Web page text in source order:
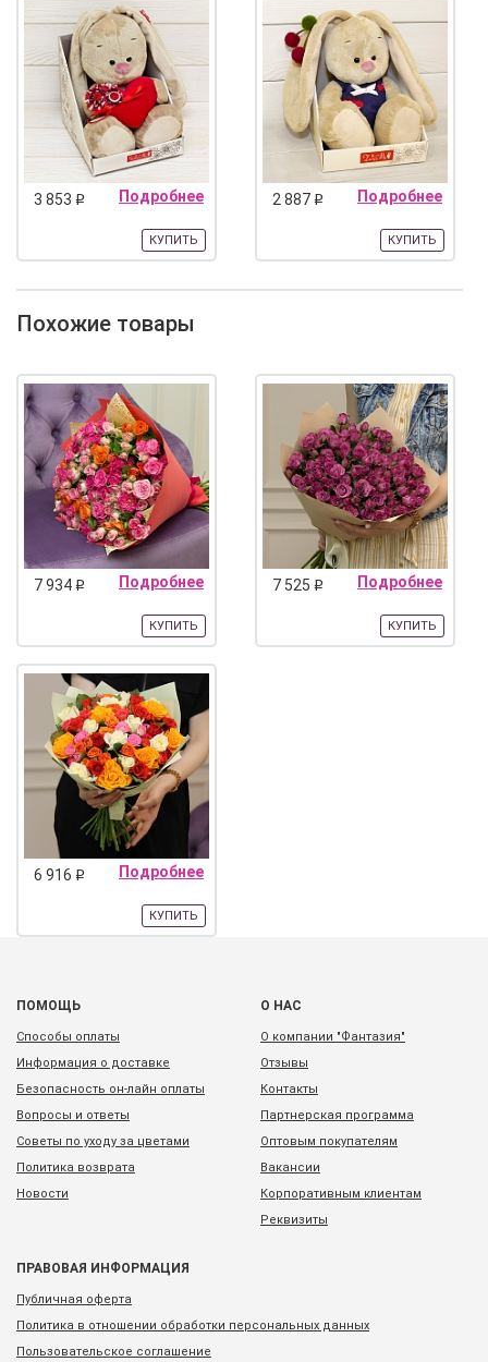
3 853 q Подробнее
КУПИТЬ
2 887 q Подробнее
КУПИТЬ
Похожие товары
7 934 q Подробнее
КУПИТЬ
7 525 q Подробнее
КУПИТЬ
6 916 q Подробнее
КУПИТЬ
ПОМОЩЬ
Способы оплаты
Информация о доставке
Безопасность он-лайн оплаты
Вопросы и ответы
Советы по уходу за цветами
Политика возврата
Новости
О НАС
О компании "Фантазия"
Отзывы
Контакты
Партнерская программа
Оптовым покупателям
Вакансии
Корпоративным клиентам
Реквизиты
ПРАВОВАЯ ИНФОРМАЦИЯ
Публичная оферта
Политика в отношении обработки персональных данных
Пользовательское соглашение